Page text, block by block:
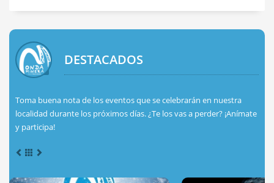
DESTACADOS
Toma buena nota de los eventos que se celebrarán en nuestra
localidad durante los próximos días. ¿Te los vas a perder? ¡Anímate
y participa!